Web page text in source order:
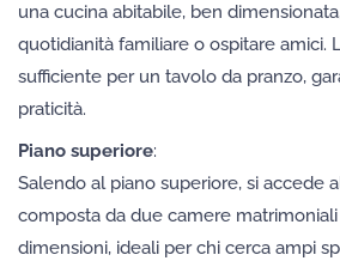
una cucina abitabile, ben
quotidianità familiare o ospitare amici.
sufficiente per un tavolo da pranzo,
praticità.
Piano superiore:
Salendo al piano superiore, si accede
composta da due camere
dimensioni, ideali per chi cerca ampi